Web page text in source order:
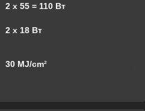
2 х 55 = 110 Вт
2 х 18 Вт
30 MJ/cm²